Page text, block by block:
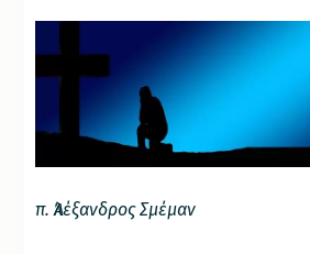
π. Ἀλέξανδρος Σμέμαν